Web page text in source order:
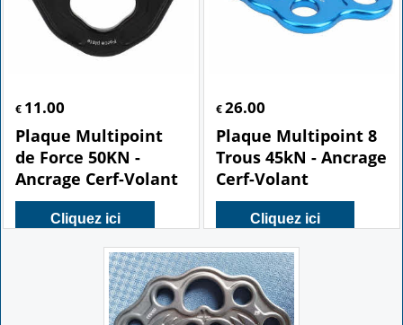
€11.00
Plaque Multipoint
de Force 50KN -
Ancrage Cerf-Volant
€26.00
Plaque Multipoint 8
Trous 45kN - Ancrage
Cerf-Volant